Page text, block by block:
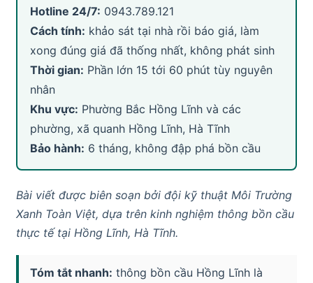
Hotline 24/7: 0943.789.121
Cách tính: khảo sát tại nhà rồi báo giá, làm
xong đúng giá đã thống nhất, không phát sinh
Thời gian: Phần lớn 15 tới 60 phút tùy nguyên
nhân
Khu vực: Phường Bắc Hồng Lĩnh và các
phường, xã quanh Hồng Lĩnh, Hà Tĩnh
Bảo hành: 6 tháng, không đập phá bồn cầu
Bài viết được biên soạn bởi đội kỹ thuật Môi Trường
Xanh Toàn Việt, dựa trên kinh nghiệm thông bồn cầu
thực tế tại Hồng Lĩnh, Hà Tĩnh.
Tóm tắt nhanh: thông bồn cầu Hồng Lĩnh là